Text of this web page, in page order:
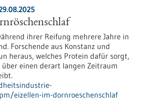
ihrer Reifung mehrere Jahre in
Forschende aus Konstanz und
heraus, welches Protein dafür sorgt,
über einen derart langen Zeitraum
eizellen-im-dornroeschenschlaf